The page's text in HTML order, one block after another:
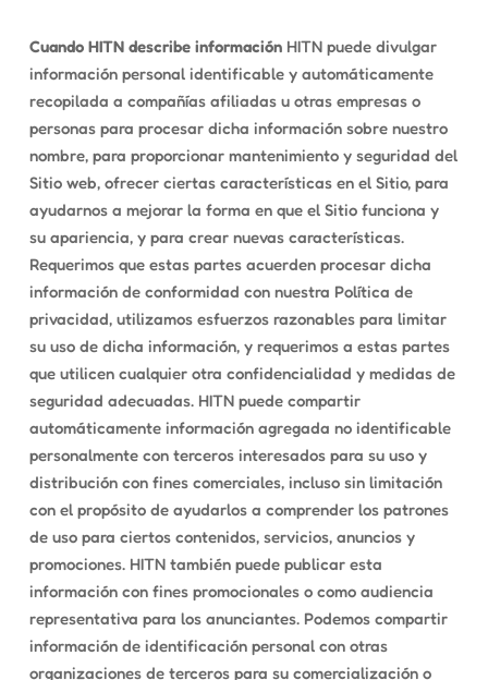
Cuando HITN describe informaciónHITN puede divulgar
información personal identificable y automáticamente
recopilada a compañías afiliadas u otras empresas o
personas para procesar dicha información sobre nuestro
nombre, para proporcionar mantenimiento y seguridad del
Sitio web, ofrecer ciertas características en el Sitio, para
ayudarnos a mejorar la forma en que el Sitio funciona y
su apariencia, y para crear nuevas características.
Requerimos que estas partes acuerden procesar dicha
información de conformidad con nuestra Política de
privacidad, utilizamos esfuerzos razonables para limitar
su uso de dicha información, y requerimos a estas partes
que utilicen cualquier otra confidencialidad y medidas de
seguridad adecuadas. HITN puede compartir
automáticamente información agregada no identificable
personalmente con terceros interesados para su uso y
distribución con fines comerciales, incluso sin limitación
con el propósito de ayudarlos a comprender los patrones
de uso para ciertos contenidos, servicios, anuncios y
promociones. HITN también puede publicar esta
información con fines promocionales o como audiencia
representativa para los anunciantes. Podemos compartir
información de identificación personal con otras
organizaciones de terceros para su comercialización o